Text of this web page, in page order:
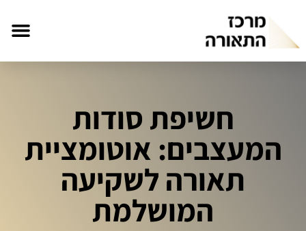
חשיפת סודות
המעצבים: אוטומציית
תאורה לשקיעה
המושלמת